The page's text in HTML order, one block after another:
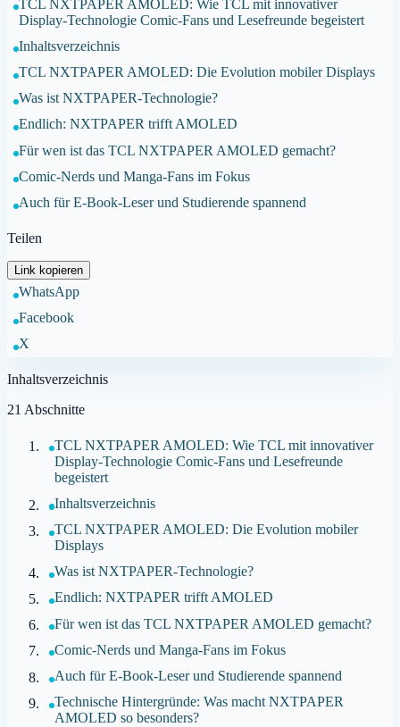
TCL NXTPAPER AMOLED: Wie TCL mit innovativer
Display-Technologie Comic-Fans und Lesefreunde begeistert
Inhaltsverzeichnis
TCL NXTPAPER AMOLED: Die Evolution mobiler Displays
Was ist NXTPAPER-Technologie?
Endlich: NXTPAPER trifft AMOLED
Für wen ist das TCL NXTPAPER AMOLED gemacht?
Comic-Nerds und Manga-Fans im Fokus
Auch für E-Book-Leser und Studierende spannend
Teilen
Link kopieren
WhatsApp
Facebook
X
Inhaltsverzeichnis
21 Abschnitte
TCL NXTPAPER AMOLED: Wie TCL mit innovativer
Display-Technologie Comic-Fans und Lesefreunde
begeistert
Inhaltsverzeichnis
TCL NXTPAPER AMOLED: Die Evolution mobiler
Displays
Was ist NXTPAPER-Technologie?
Endlich: NXTPAPER trifft AMOLED
Für wen ist das TCL NXTPAPER AMOLED gemacht?
Comic-Nerds und Manga-Fans im Fokus
Auch für E-Book-Leser und Studierende spannend
Technische Hintergründe: Was macht NXTPAPER
AMOLED so besonders?